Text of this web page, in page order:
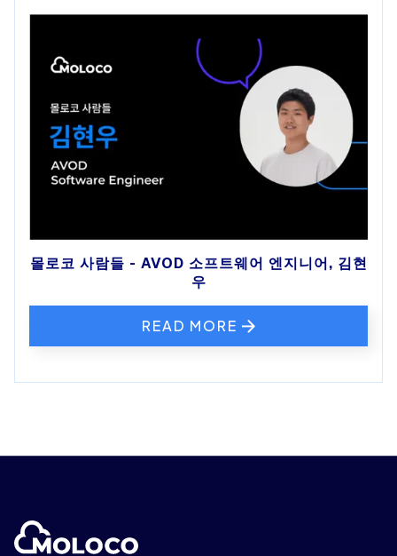
몰로코 사람들 - AVOD 소프트웨어 엔지니어, 김현
우
READ MORE